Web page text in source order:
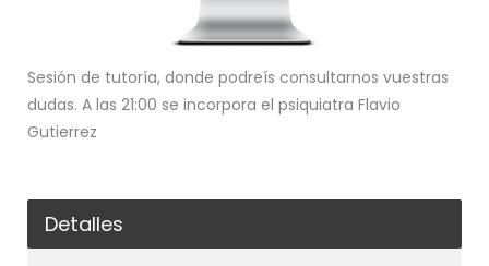
Sesión de tutoría, donde podreís consultarnos vuestras
dudas. A las 21:00 se incorpora el psiquiatra Flavio
Gutierrez
Detalles